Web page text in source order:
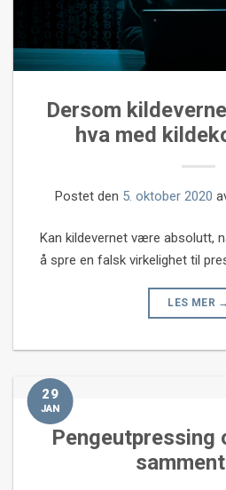
Dersom
hva med
Postet den 5. oktober 2020
Kan kildevernet være absolutt,
å spre en falsk virkelighet til
LES MER →
29
JAN
Pengeutpressing